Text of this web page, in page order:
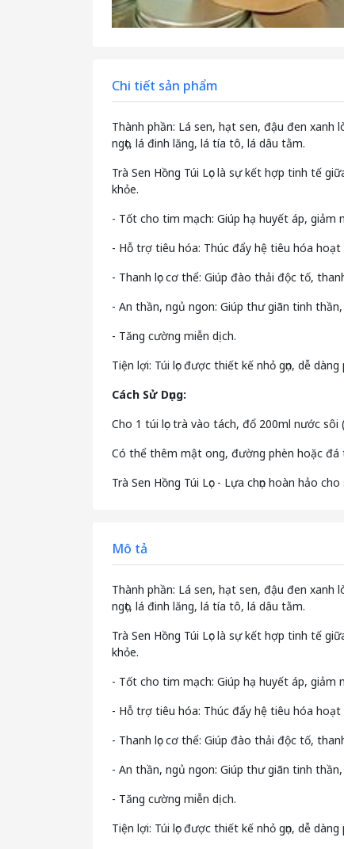
Chi tiết sản phẩm
Thành phần: Lá sen, hạt sen, đậu đen
ngọt, lá đinh lăng, lá tía tô, lá dâu tằm.
Trà Sen Hồng Túi Lọc là sự kết hợp tinh tế
khỏe.
- Tốt cho tim mạch: Giúp hạ huyết áp, giảm
- Hỗ trợ tiêu hóa: Thúc đẩy hệ tiêu hóa
- Thanh lọc cơ thể: Giúp đào thải độc tố,
- An thần, ngủ ngon: Giúp thư giãn tinh
- Tăng cường miễn dịch.
Tiện lợi: Túi lọc được thiết kế nhỏ gọn, dễ
Cách Sử Dụng:
Cho 1 túi lọc trà vào tách, đổ 200ml nước
Có thể thêm mật ong, đường phèn hoặc đá
Trà Sen Hồng Túi Lọc - Lựa chọn hoàn hảo
Mô tả
Thành phần: Lá sen, hạt sen, đậu đen
ngọt, lá đinh lăng, lá tía tô, lá dâu tằm.
Trà Sen Hồng Túi Lọc là sự kết hợp tinh tế
khỏe.
- Tốt cho tim mạch: Giúp hạ huyết áp, giảm
- Hỗ trợ tiêu hóa: Thúc đẩy hệ tiêu hóa
- Thanh lọc cơ thể: Giúp đào thải độc tố,
- An thần, ngủ ngon: Giúp thư giãn tinh
- Tăng cường miễn dịch.
Tiện lợi: Túi lọc được thiết kế nhỏ gọn, dễ